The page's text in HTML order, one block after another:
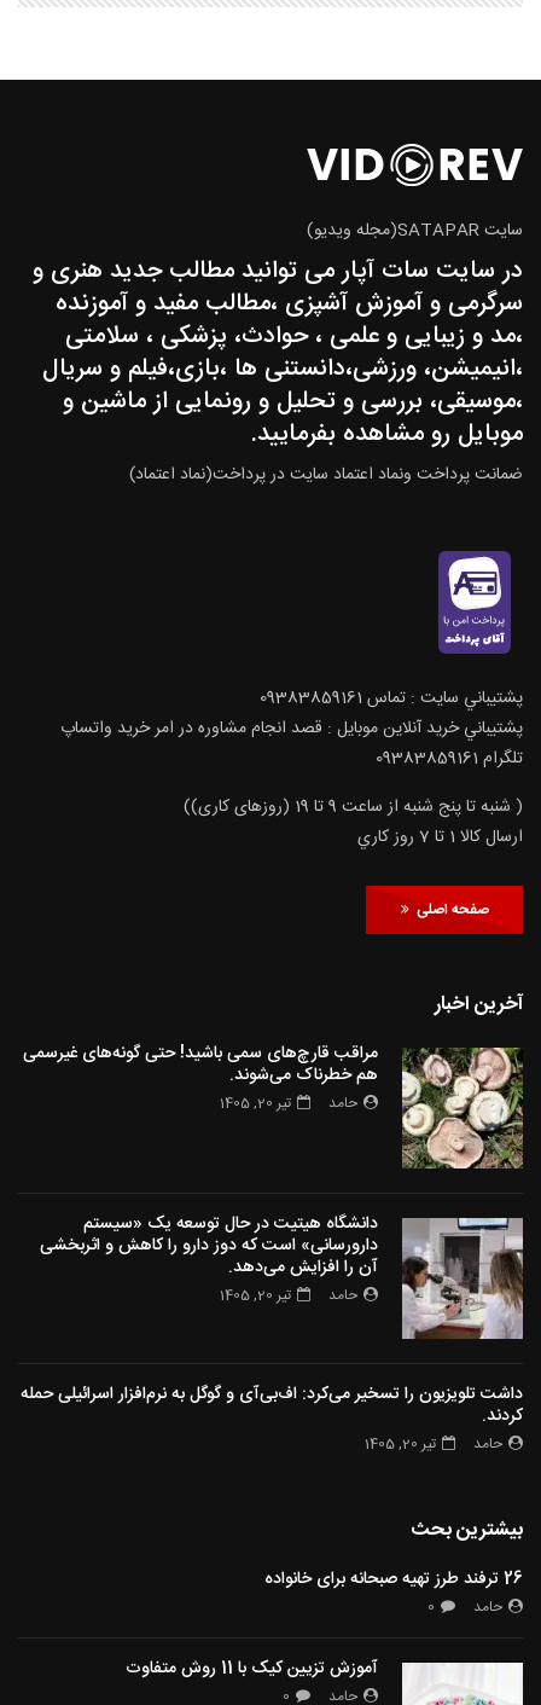
سایت SATAPAR(مجله ویدیو)
در سایت سات آپار می توانید مطالب جدید هنری و
سرگرمی و آموزش آشپزی ،مطالب مفید و آموزنده
،مد و زیبایی و علمی ، حوادث، پزشکی ، سلامتی
،انیمیشن، ورزشی،دانستنی ها ،بازی،فیلم و سریال
،موسیقی، بررسی و تحلیل و رونمایی از ماشین و
موبایل رو مشاهده بفرمایید.
ضمانت پرداخت ونماد اعتماد سایت در پرداخت(نماد اعتماد)
پشتيباني سايت : تماس 09383859161
پشتيباني خريد آنلاين موبايل : قصد انجام مشاوره در امر خرید واتساپ
تلگرام 09383859161
( شنبه تا پنج شنبه از ساعت 9 تا 19 (روزهای کاری))
ارسال كالا 1 تا 7 روز كاري
صفحه اصلی
آخرین اخبار
مراقب قارچ‌های سمی باشید! حتی گونه‌های غیرسمی
هم خطرناک می‌شوند.
حامد تیر 20, 1405
دانشگاه هیتیت در حال توسعه یک «سیستم
دارورسانی» است که دوز دارو را کاهش و اثربخشی
آن را افزایش می‌دهد.
حامد تیر 20, 1405
داشت تلویزیون را تسخیر می‌کرد: اف‌بی‌آی و گوگل به نرم‌افزار اسرائیلی حمله
کردند.
حامد تیر 20, 1405
بیشترین بحث
26 ترفند طرز تهیه صبحانه برای خانواده
حامد 0
آموزش تزیین کیک با 11 روش متفاوت
حامد 0